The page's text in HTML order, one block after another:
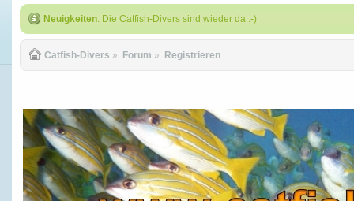
Neuigkeiten: Die Catfish-Divers sind wieder da :-)
Catfish-Divers » Forum » Registrieren